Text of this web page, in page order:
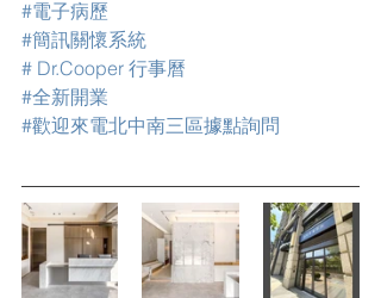
#電子病歷
#簡訊關懷系統
# Dr.Cooper 行事曆
#全新開業
#歡迎來電北中南三區據點詢問